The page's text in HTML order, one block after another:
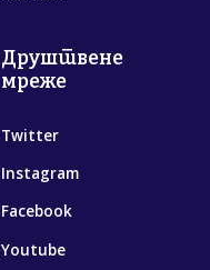
Друштвене
мреже
Twitter
Instagram
Facebook
Youtube